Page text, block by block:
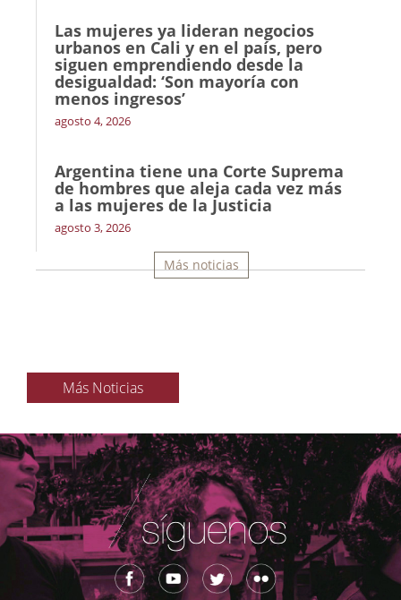
Las mujeres ya lideran negocios
urbanos en Cali y en el país, pero
siguen emprendiendo desde la
desigualdad: ‘Son mayoría con
menos ingresos’
agosto 4, 2026
Argentina tiene una Corte Suprema
de hombres que aleja cada vez más
a las mujeres de la Justicia
agosto 3, 2026
Más noticias
Más Noticias